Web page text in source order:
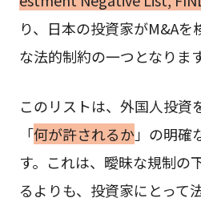
り、日本の投資家がM&A
な法的制約の一つとなります
このリストは、外国人投資
「何が許されるか 」の明確
す。これは、曖昧な規制の
るよりも、投資家にとって